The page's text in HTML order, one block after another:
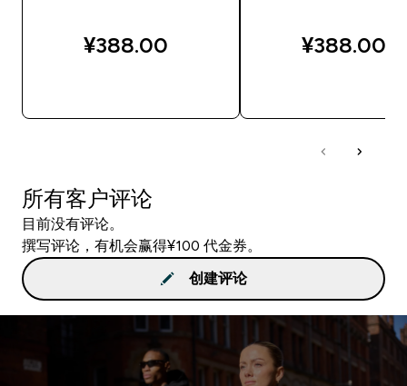
¥388.00‎ ¥388.00‎
所有客户评论
目前没有评论。
撰写评论，有机会赢得¥100 代金券。
创建评论